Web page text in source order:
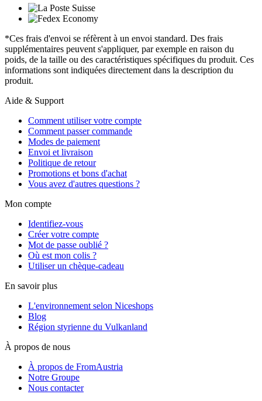
*Ces frais d'envoi se réfèrent à un envoi standard. Des frais
supplémentaires peuvent s'appliquer, par exemple en raison du
poids, de la taille ou des caractéristiques spécifiques du produit. Ces
informations sont indiquées directement dans la description du
produit.
Aide & Support
Comment utiliser votre compte
Comment passer commande
Modes de paiement
Envoi et livraison
Politique de retour
Promotions et bons d'achat
Vous avez d'autres questions ?
Mon compte
Identifiez-vous
Créer votre compte
Mot de passe oublié ?
Où est mon colis ?
Utiliser un chèque-cadeau
En savoir plus
L'environnement selon Niceshops
Blog
Région styrienne du Vulkanland
À propos de nous
À propos de FromAustria
Notre Groupe
Nous contacter